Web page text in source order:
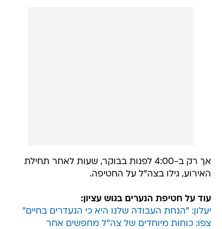
אך רק ב-4:00 לפנות בבוקר, שעות לאחר תחילת
האירוע, גילו בצה"ל על החטיפה.
עוד על חטיפת הנערים בגוש עציון:
יעלון: "הנחת העבודה שלנו היא כי הנעדרים בחיים"
צפו: כוחות מיוחדים של צה"ל מחפשים אחר